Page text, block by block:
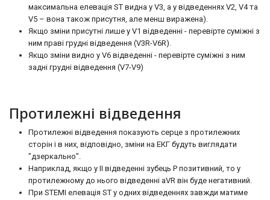
максимальна елевація ST видна у V3, а у відведеннях V2, V4 та
V5 – вона також присутня, але менш виражена).
Якщо зміни присутні лише у V1 відведенні - перевірте суміжні з
ним праві грудні відведення (V3R-V6R).
Якщо зміни видно у V6 відведенні - перевірте суміжні з ним
задні грудні відведення (V7-V9)
Протилежні відведення
Протилежні відведення показують серце з протилежних
сторін і в них, відповідно, зміни на ЕКГ будуть виглядати
"дзеркально".
Наприклад, якщо у II відведенні зубець Р позитивний, то у
протилежному до нього відведенні aVR він буде негативний.
При STEMI елевація ST у одних відведеннях завжди матиме